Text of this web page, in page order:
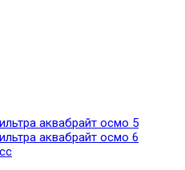
аквабрайт осмо 5
аквабрайт осмо 6